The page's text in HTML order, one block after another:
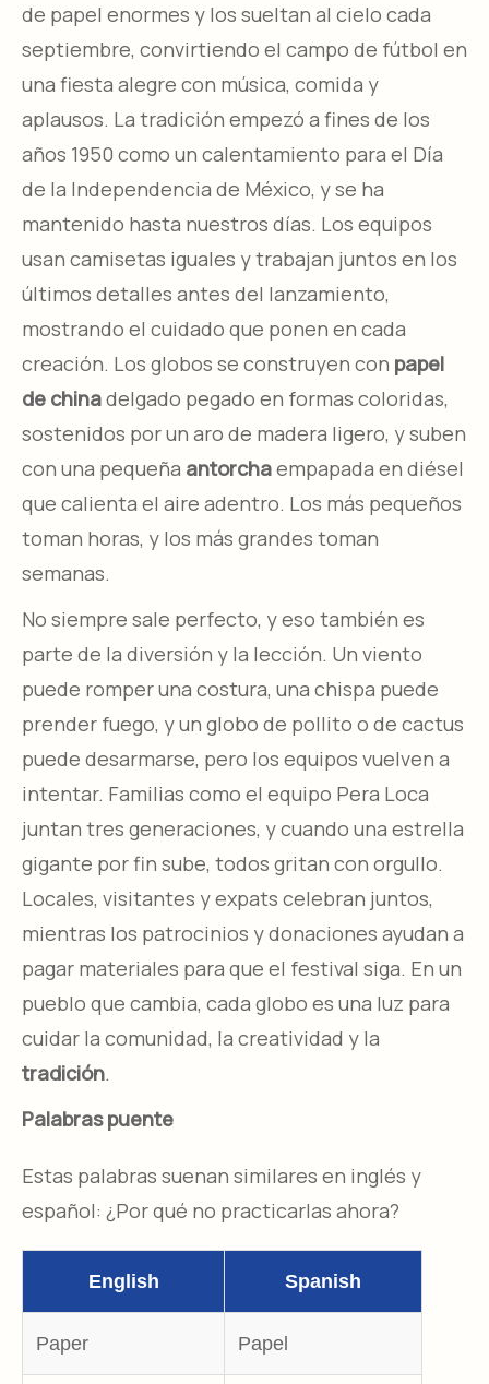
de papel enormes y los sueltan al cielo cada
septiembre, convirtiendo el campo de fútbol en
una fiesta alegre con música, comida y
aplausos. La tradición empezó a fines de los
años 1950 como un calentamiento para el Día
de la Independencia de México, y se ha
mantenido hasta nuestros días. Los equipos
usan camisetas iguales y trabajan juntos en los
últimos detalles antes del lanzamiento,
mostrando el cuidado que ponen en cada
creación. Los globos se construyen con papel
de chinadelgado pegado en formas coloridas,
sostenidos por un aro de madera ligero, y suben
con una pequeña antorchaempapada en diésel
que calienta el aire adentro. Los más pequeños
toman horas, y los más grandes toman
semanas.​
No siempre sale perfecto, y eso también es
parte de la diversión y la lección. Un viento
puede romper una costura, una chispa puede
prender fuego, y un globo de pollito o de cactus
puede desarmarse, pero los equipos vuelven a
intentar. Familias como el equipo Pera Loca
juntan tres generaciones, y cuando una estrella
gigante por fin sube, todos gritan con orgullo.
Locales, visitantes y expats celebran juntos,
mientras los patrocinios y donaciones ayudan a
pagar materiales para que el festival siga. En un
pueblo que cambia, cada globo es una luz para
cuidar la comunidad, la creatividad y la
tradición.​
Palabras puente
Estas palabras suenan similares en inglés y
español: ¿Por qué no practicarlas ahora?
English Spanish
Paper Papel